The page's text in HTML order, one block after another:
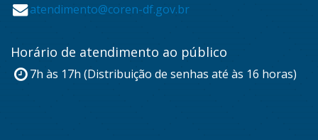
atendimento@coren-df.gov.br
Horário de atendimento ao público
7h às 17h (Distribuição de senhas até às 16 horas)